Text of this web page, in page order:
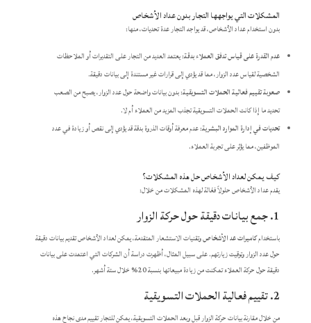
المشكلات التي يواجهها التجار بدون عداد الأشخاص
بدون استخدام عداد الأشخاص، قد يواجه التجار عدة تحديات، منها:
عدم القدرة على قياس تدفق العملاء بدقة: يعتمد العديد من التجار على التقديرات أو الملاحظات
الشخصية لقياس عدد الزوار، مما قد يؤدي إلى قرارات غير مستندة إلى بيانات دقيقة.
صعوبة تقييم فعالية الحملات التسويقية: بدون بيانات واضحة حول عدد الزوار، يصبح من الصعب
تحديد ما إذا كانت الحملات التسويقية تجذب المزيد من العملاء أم لا.
تحديات في إدارة الموارد البشرية: عدم معرفة أوقات الذروة بدقة قد يؤدي إلى نقص أو زيادة في عدد
الموظفين، مما يؤثر على تجربة العملاء.
كيف يمكن لعداد الأشخاص حل هذه المشكلات؟
يقدم عداد الأشخاص حلولاً فعّالة لهذه المشكلات من خلال:
1. جمع بيانات دقيقة حول حركة الزوار
باستخدامكاميرات عد الأشخاصوتقنيات الاستشعار المتقدمة، يمكن لعداد الأشخاص تقديم بيانات دقيقة
حول عدد الزوار وتوقيت زيارتهم. على سبيل المثال، أظهرت دراسة أن الشركات التي اعتمدت على بيانات
دقيقة حول حركة العملاء تمكنت من زيادة مبيعاتها بنسبة 20% خلال ستة أشهر.
2. تقييم فعالية الحملات التسويقية
من خلال مقارنة بيانات حركة الزوار قبل وبعد الحملات التسويقية، يمكن للتجار تقييم مدى نجاح هذه